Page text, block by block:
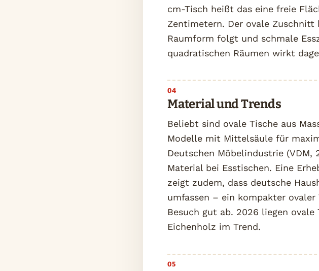
cm-Tisch heißt das eine freie
Zentimetern. Der ovale
Raumform folgt und schmale
quadratischen Räumen wirkt
Material und Trends
Beliebt sind ovale Tische aus
Modelle mit Mittelsäule für
Deutschen Möbelindustrie
Material bei Esstischen. Eine
zeigt zudem, dass deutsche
umfassen – ein kompakter
Besuch gut ab. 2026 liegen
Eichenholz im Trend.